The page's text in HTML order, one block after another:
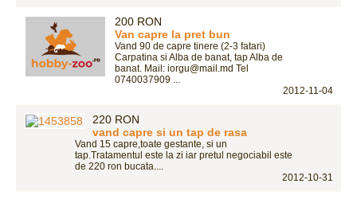
200 RON
Van capre la pret bun
Vand 90 de capre tinere (2-3 fatari)
Carpatina si Alba de banat, tap Alba de
banat. Mail: iorgu@mail.md Tel
0740037909 ...
2012-11-04
220 RON
vand capre si un tap de rasa
Vand 15 capre,toate gestante, si un
tap.Tratamentul este la zi iar pretul negociabil este
de 220 ron bucata....
2012-10-31